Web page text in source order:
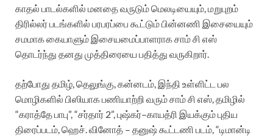
காதல் பாடல்களில் மனதை வருடும் மெலடியையும், மறுபுறம்
திரில்லர் படங்களில் பரபரப்பை கூட்டும் பின்னணி இசையையும்
சமமாக கையாளும் இசையமைப்பாளராக சாம் சி எஸ்
தொடர்ந்து தனது முத்திரையை பதித்து வருகிறார்.
தற்போது தமிழ், தெலுங்கு, கன்னடம், இந்தி உள்ளிட்ட பல
மொழிகளில் பிஸியாக பணியாற்றி வரும் சாம் சி எஸ், தமிழில்
“கராத்தே பாபு”, “சர்தார் 2”, புஷ்கர்–காயத்ரி இயக்கும் புதிய
திரைப்படம், ஹெச். வினோத் – தனுஷ் கூட்டணி படம், “டிமான்டி